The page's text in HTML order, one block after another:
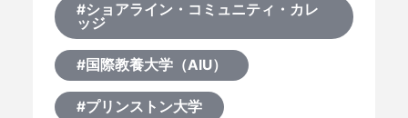
#ショアライン・コミュニティ・カレ
ッジ
#国際教養大学（AIU）
#プリンストン大学